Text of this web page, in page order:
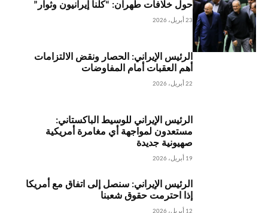
حول خلافات طهران: “كلنا إيرانيون وثوار”
23 أبريل، 2026
الرئيس الإيراني: الحصار ونقض الالتزامات
أهم العقبات أمام المفاوضات
22 أبريل، 2026
الرئيس الإيراني للوسيط الباكستاني:
مستعدون لمواجهة أي مغامرة أمريكية
صهيونية جديدة
19 أبريل، 2026
الرئيس الإيراني: سنصل إلى اتفاق مع أمريكا
إذا احترمت حقوق شعبنا
12 أبريل، 2026